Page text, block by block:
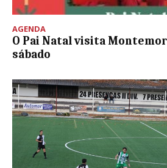
AGENDA
O Pai Natal visita
sábado